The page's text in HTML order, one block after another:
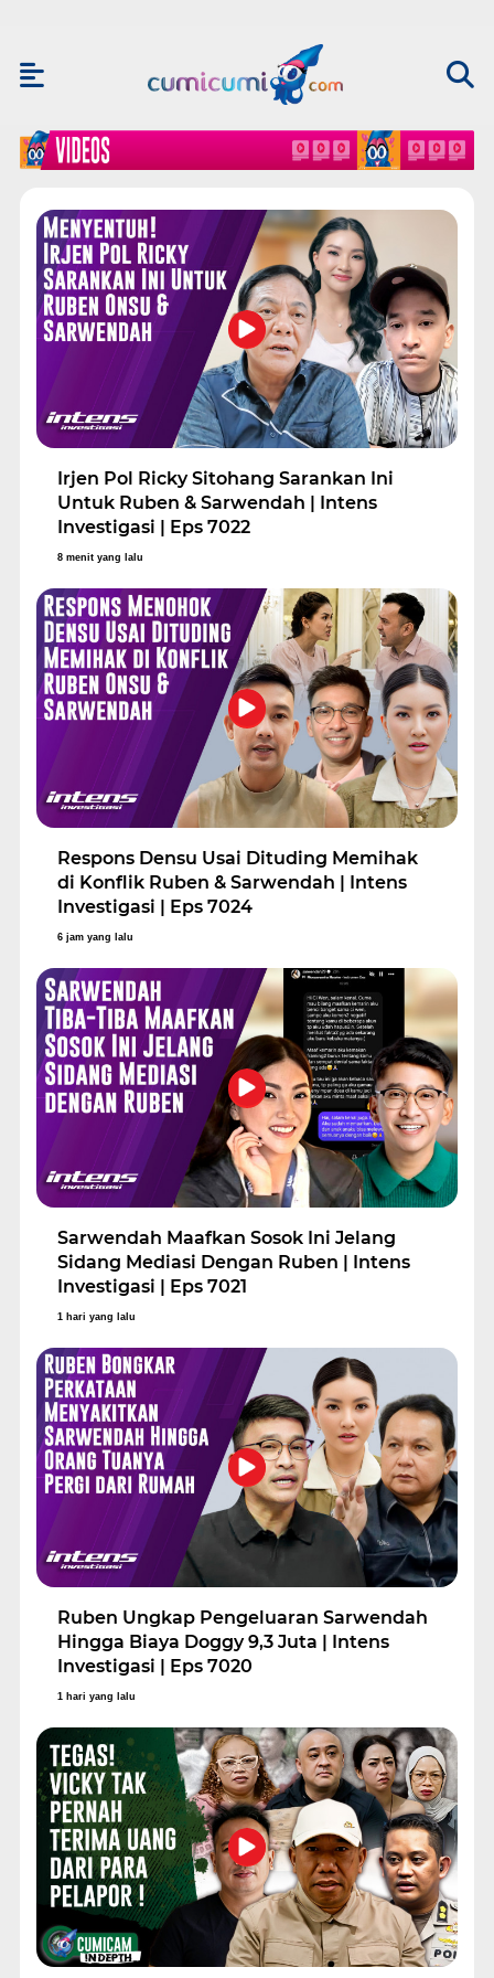
Irjen Pol Ricky Sitohang Sarankan Ini
Untuk Ruben & Sarwendah | Intens
Investigasi | Eps 7022
8 menit yang lalu
Respons Densu Usai Dituding Memihak
di Konflik Ruben & Sarwendah | Intens
Investigasi | Eps 7024
6 jam yang lalu
Sarwendah Maafkan Sosok Ini Jelang
Sidang Mediasi Dengan Ruben | Intens
Investigasi | Eps 7021
1 hari yang lalu
Ruben Ungkap Pengeluaran Sarwendah
Hingga Biaya Doggy 9,3 Juta | Intens
Investigasi | Eps 7020
1 hari yang lalu